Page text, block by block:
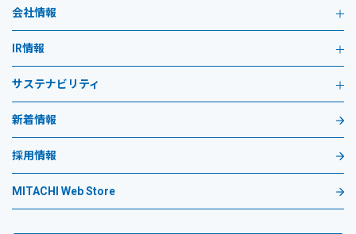
会社情報
IR情報
サステナビリティ
新着情報
採用情報
MITACHI Web Store